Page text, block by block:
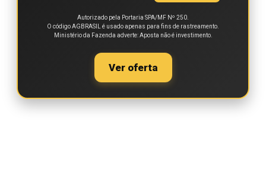
Autorizado pela Portaria SPA/MF Nº 250.
O código AGBRASIL é usado apenas para fins de rastreamento.
Ministério da Fazenda adverte: Aposta não é investimento.
Ver oferta